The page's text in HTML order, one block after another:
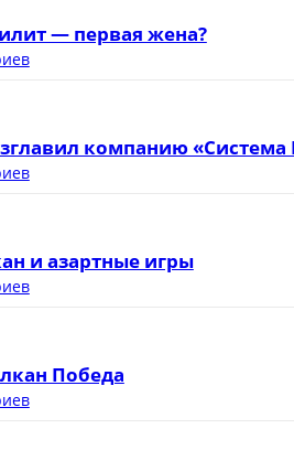
— первая жена?
компанию
и азартные игры
Победа